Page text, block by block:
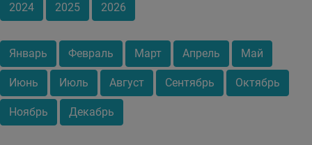
2024 2025 2026
Январь Февраль Март Апрель Май
Июнь Июль Август Сентябрь Октябрь
Ноябрь Декабрь